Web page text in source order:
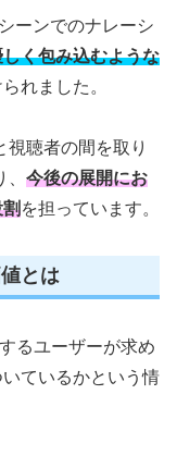
ーンでのナレーシ
く包み込むような
れました。
視聴者の間を取り
今後の展開にお
を担っています。
とは
るユーザーが求め
ているかという情